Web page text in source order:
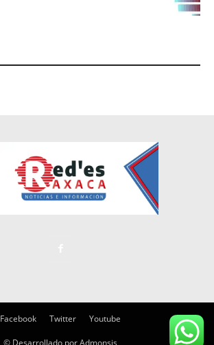
Facebook Twitter Youtube
© Desarrollado por Admonsis